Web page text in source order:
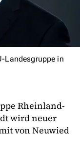
Landesgruppe in
Rheinland-
wird neuer
von Neuwied